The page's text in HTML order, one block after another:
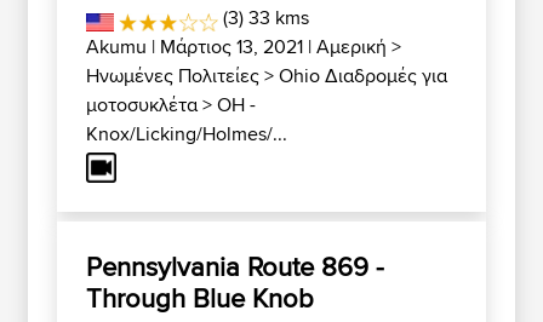
(3) 33 kms
Akumu | Μάρτιος 13, 2021 |Αμερική >
Ηνωμένες Πολιτείες>Ohio Διαδρομές για
μοτοσυκλέτα>OH -
Knox/Licking/Holmes/...
Pennsylvania Route 869 -
Through Blue Knob